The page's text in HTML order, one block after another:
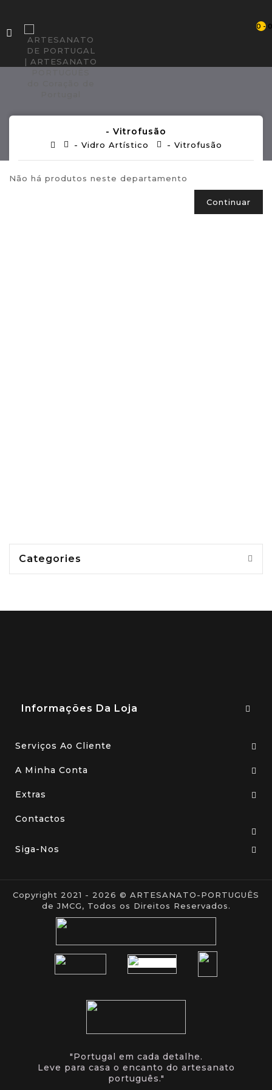
0 -
- Vitrofusão
- Vidro Artístico - Vitrofusão
Não há produtos neste departamento
Continuar
Categories
Informações Da Loja
Serviços Ao Cliente
A Minha Conta
Extras
Contactos
Siga-Nos
Copyright 2021 - 2026 © ARTESANATO-PORTUGUÊS
de JMCG, Todos os Direitos Reservados.
"Portugal em cada detalhe.
Leve para casa o encanto do artesanato
português."